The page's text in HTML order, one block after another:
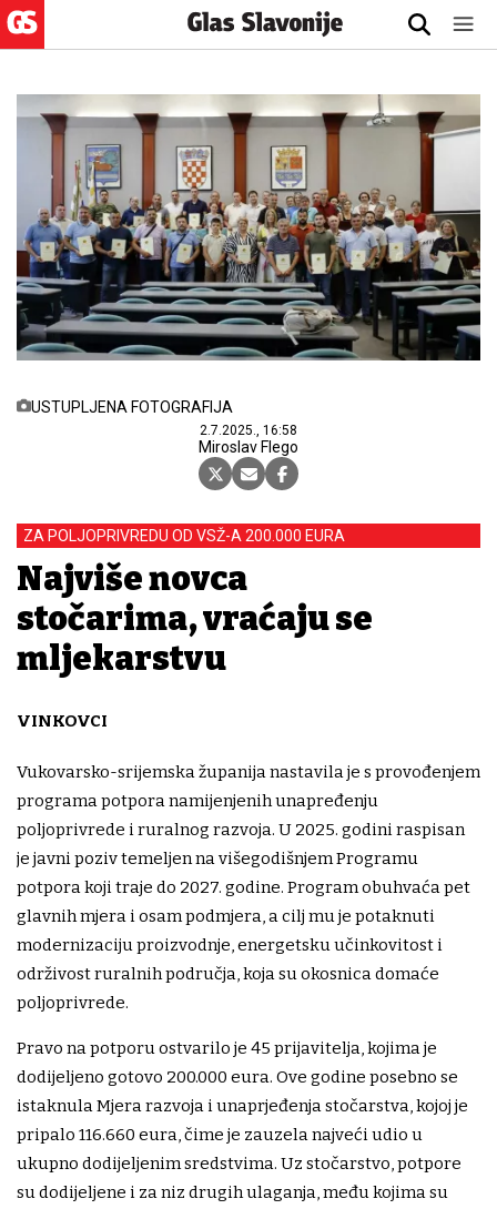
USTUPLJENA FOTOGRAFIJA
2.7.2025., 16:58
Miroslav Flego
ZA POLJOPRIVREDU OD VSŽ-A 200.000 EURA
Najviše novca
stočarima, vraćaju se
mljekarstvu
VINKOVCI
Vukovarsko-srijemska županija nastavila je s provođenjem
programa potpora namijenjenih unapređenju
poljoprivrede i ruralnog razvoja. U 2025. godini raspisan
je javni poziv temeljen na višegodišnjem Programu
potpora koji traje do 2027. godine. Program obuhvaća pet
glavnih mjera i osam podmjera, a cilj mu je potaknuti
modernizaciju proizvodnje, energetsku učinkovitost i
održivost ruralnih područja, koja su okosnica domaće
poljoprivrede.
Pravo na potporu ostvarilo je 45 prijavitelja, kojima je
dodijeljeno gotovo 200.000 eura. Ove godine posebno se
istaknula Mjera razvoja i unaprjeđenja stočarstva, kojoj je
pripalo 116.660 eura, čime je zauzela najveći udio u
ukupno dodijeljenim sredstvima. Uz stočarstvo, potpore
su dodijeljene i za niz drugih ulaganja, među kojima su